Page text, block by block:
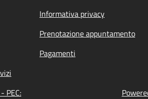
Informativa privacy
Prenotazione appuntamento
Pagamenti
PEC: